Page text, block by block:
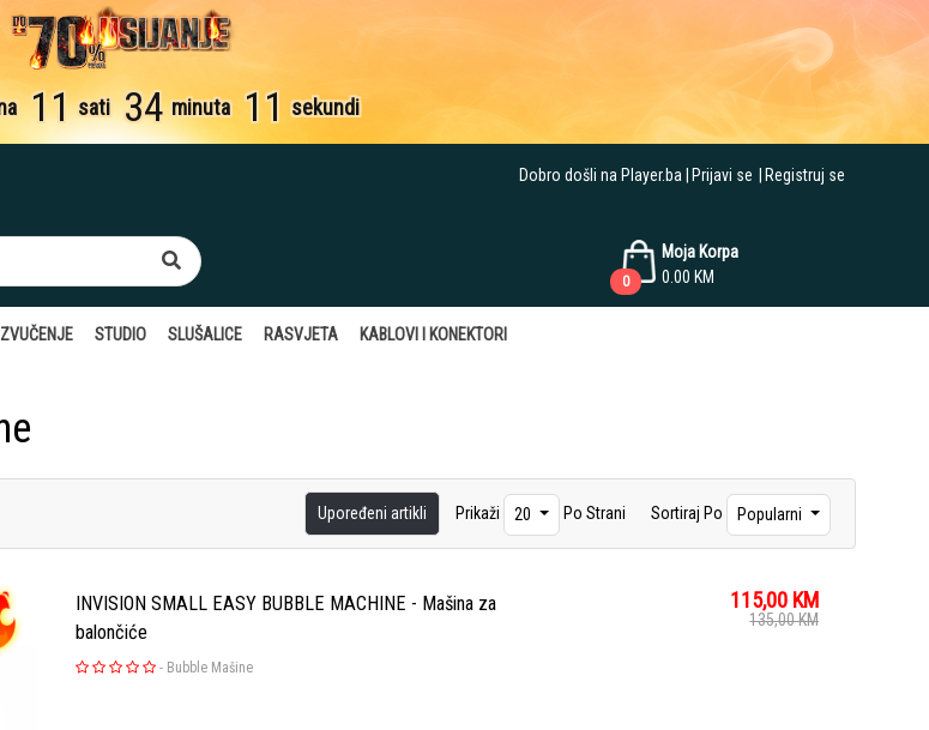
11 sati 34 minuta 10 sekundi
Dobro došli na Player.ba Prijavi se Registruj se
Moja Korpa
0.00 KM
0
STUDIO SLUŠALICE RASVJETA KABLOVI I KONEKTORI
Upoređeni artikli Prikaži 20 Po Strani Sortiraj Po Popularni
INVISION SMALL EASY BUBBLE MACHINE - Mašina za
balončiće
- Bubble Mašine
115,00 KM
135,00KM